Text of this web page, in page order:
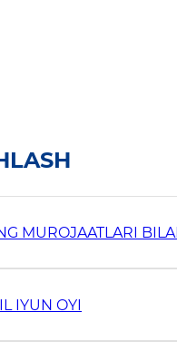
MUROJAATLARI
IYUN OYI